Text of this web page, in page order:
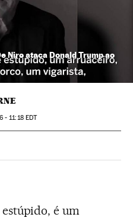
Niro ataca Donald Trump ao
- 11:18EDT
Sociales
é um